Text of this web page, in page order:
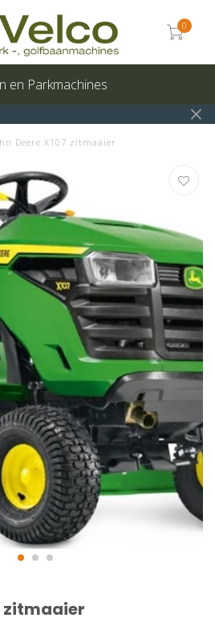
0
en Parkmachines
Deere X107 zitmaaier
zitmaaier